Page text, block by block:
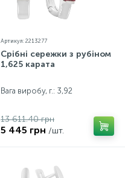
Артикул: 2213277
Срібні сережки з рубіном
1,625 карата
Вага виробу, г.: 3,92
13 611.40 грн
5 445 грн /шт.